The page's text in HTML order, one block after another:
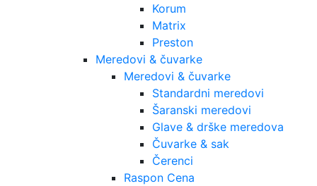
Korum
Matrix
Preston
Meredovi & čuvarke
Meredovi & čuvarke
Standardni meredovi
Šaranski meredovi
Glave & drške meredova
Čuvarke & sak
Čerenci
Raspon Cena